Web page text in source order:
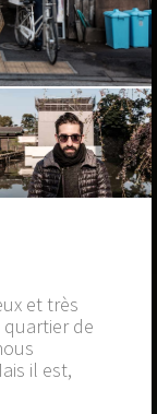
et très
de
il est,